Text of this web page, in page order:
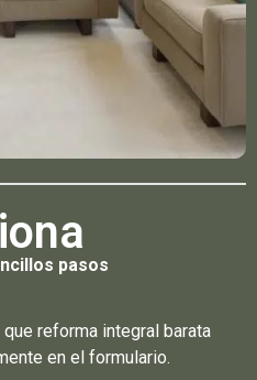
pasos
que reforma integral barata
en el formulario.